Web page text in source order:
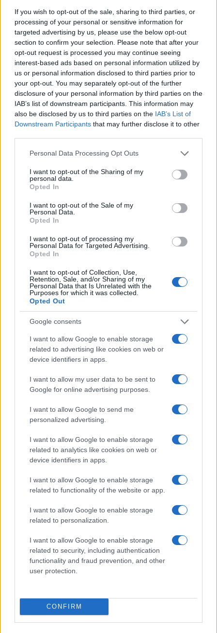
If you wish to opt-out of the sale, sharing to third parties, or
processing of your personal or sensitive information for
targeted advertising by us, please use the below opt-out
section to confirm your selection. Please note that after your
opt-out request is processed you may continue seeing
interest-based ads based on personal information utilized by
us or personal information disclosed to third parties prior to
your opt-out. You may separately opt-out of the further
disclosure of your personal information by third parties on the
IAB’s list of downstream participants. This information may
also be disclosed by us to third parties on the IAB’s List of
Downstream Participants that may further disclose it to other
Please note that this website/app uses one or more Google
not limited to your visit or usage behaviour. You may click to
grant or deny consent to Google and its third-party tags to
use your data for below specified purposes in below Google
consent section.
Personal Data Processing Opt Outs
I want to opt-out of the Sharing of my
personal data.
Opted In
I want to opt-out of the Sale of my
Personal Data.
Opted In
I want to opt-out of processing my
Personal Data for Targeted Advertising.
Opted In
I want to opt-out of Collection, Use,
Retention, Sale, and/or Sharing of my
Personal Data that Is Unrelated with the
Purposes for which it was collected.
Opted Out
Google consents
I want to allow Google to enable storage
related to advertising like cookies on web or
device identifiers in apps.
I want to allow my user data to be sent to
Google for online advertising purposes.
I want to allow Google to send me
personalized advertising.
I want to allow Google to enable storage
related to analytics like cookies on web or
device identifiers in apps.
I want to allow Google to enable storage
related to functionality of the website or app.
I want to allow Google to enable storage
related to personalization.
I want to allow Google to enable storage
related to security, including authentication
functionality and fraud prevention, and other
user protection.
CONFIRM
Petrolio in calo, Brent a 88.9 USD dopo un ribasso del 8.3%
Andrea Innocenti · 7 Ago 2026
NEWS
Petrolio in calo: Brent a 88.9 dollari, ribassi diffusi tra le
materie prime
Andrea Innocenti · 6 Ago 2026
NEWS
Petrolio in calo: Brent a 91,82$, ribassi a due cifre per greggio
Andrea Innocenti · 5 Ago 2026
Nome Prezzo
Eureka Bridged PAX
$4,187.30